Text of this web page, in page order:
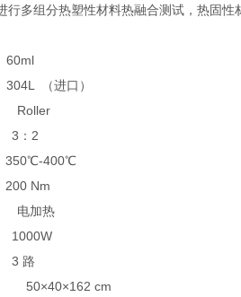
多组分热塑性材料热融合测试，热固性
（进口）
：2
400℃
Nm
加热
1000W
路
cm